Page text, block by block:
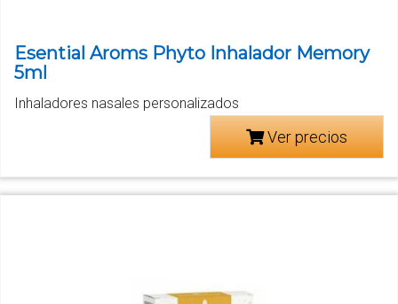
Esential Aroms Phyto Inhalador Memory
5ml
Inhaladores nasales personalizados
Ver precios